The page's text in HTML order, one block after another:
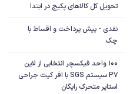
تحویل کل کالاهای پکیج در ابتدا
نقدی - پیش پرداخت و اقساط با
چک
استاپر متحرک رایگان